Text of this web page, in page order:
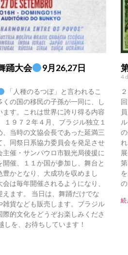
踊大会 9月26,27日
「人種のるつぼ」と言われるこ
くの国の移民の子孫が一同に、し
す。これは世界に誇り得る内容
１９７２年４月、ブラジル独立１
、当時の文協会長であった延満三
、同祭日系協力委員会を発足させ
主催・サンパウロ市観光局後援に
催、１１か国が参加し、舞台と
豊かとなり、大成功を収めまし
は毎年開催されるようになり、
ます。 当日は、舞踊だけでな
雑貨なども販売します。ブラジル
的文化をどうぞお楽しみくださ
しを、お待ちしています！
4
続